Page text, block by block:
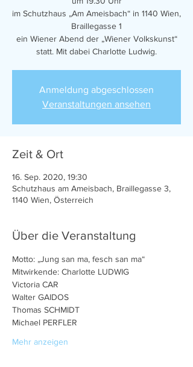
im Schutzhaus „Am Ameisbach“ in 1140 Wien,
Braillegasse 1
ein Wiener Abend der „Wiener Volkskunst“
statt. Mit dabei Charlotte Ludwig.
Anmeldung abgeschlossen
Veranstaltungen ansehen
Zeit & Ort
16. Sep. 2020, 19:30
Schutzhaus am Ameisbach, Braillegasse 3,
1140 Wien, Österreich
Über die Veranstaltung
Motto: „Jung san ma, fesch san ma“
Mitwirkende: Charlotte LUDWIG
Victoria CAR
Walter GAIDOS
Thomas SCHMIDT
Michael PERFLER
Mehr anzeigen